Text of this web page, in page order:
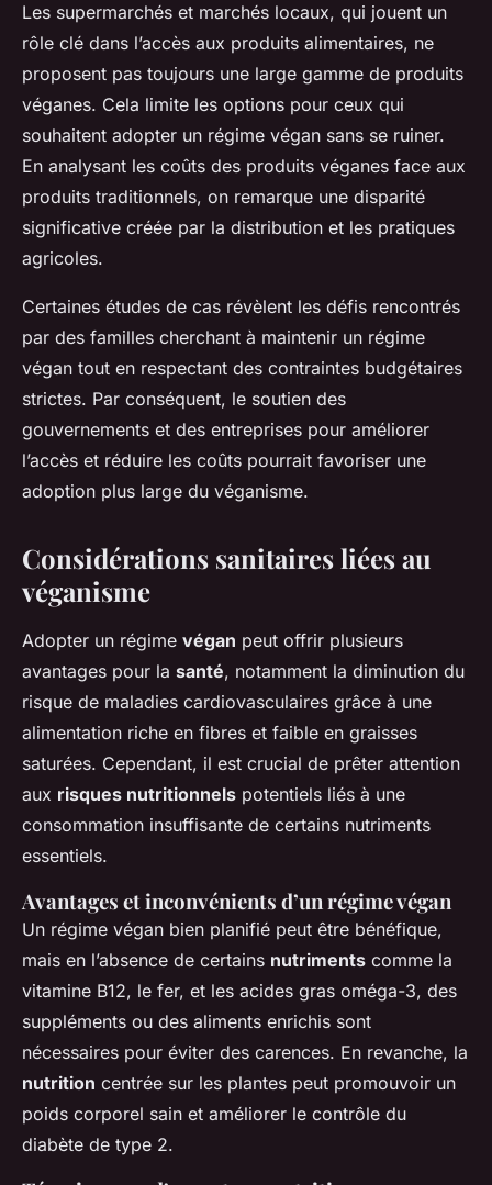
Les supermarchés et marchés locaux, qui jouent un
rôle clé dans l’accès aux produits alimentaires, ne
proposent pas toujours une large gamme de produits
véganes. Cela limite les options pour ceux qui
souhaitent adopter un régime végan sans se ruiner.
En analysant les coûts des produits véganes face aux
produits traditionnels, on remarque une disparité
significative créée par la distribution et les pratiques
agricoles.
Certaines études de cas révèlent les défis rencontrés
par des familles cherchant à maintenir un régime
végan tout en respectant des contraintes budgétaires
strictes. Par conséquent, le soutien des
gouvernements et des entreprises pour améliorer
l’accès et réduire les coûts pourrait favoriser une
adoption plus large du véganisme.
Considérations sanitaires liées au
véganisme
Adopter un régime végan peut offrir plusieurs
avantages pour la santé, notamment la diminution du
risque de maladies cardiovasculaires grâce à une
alimentation riche en fibres et faible en graisses
saturées. Cependant, il est crucial de prêter attention
aux risques nutritionnels potentiels liés à une
consommation insuffisante de certains nutriments
essentiels.
Avantages et inconvénients d’un régime végan
Un régime végan bien planifié peut être bénéfique,
mais en l’absence de certains nutriments comme la
vitamine B12, le fer, et les acides gras oméga-3, des
suppléments ou des aliments enrichis sont
nécessaires pour éviter des carences. En revanche, la
nutrition centrée sur les plantes peut promouvoir un
poids corporel sain et améliorer le contrôle du
diabète de type 2.